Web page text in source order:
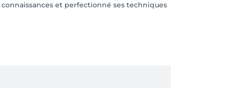
et perfectionné ses techniques